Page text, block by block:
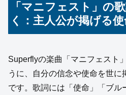
「マニフェスト」の
く：主人公が掲げる
Superflyの楽曲「マニフェスト
うに、自分の信念や使命を世に
です。歌詞には「使命」「ブル